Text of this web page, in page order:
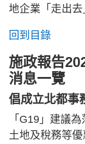
地企業「走出去
回到目錄
施政報告
消息一覽
倡成立北都事
「G19」建議
土地及稅務等